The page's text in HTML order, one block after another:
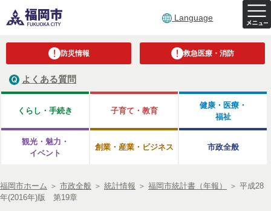
Language
防災情報 救急医療・消防
よくある質問
くらし・手続き 子育て・教育
健康・医療・
福祉
観光・魅力・
イベント
創業・産業・ビジネス 市政全般
福岡市ホーム ＞ 市政全般 ＞ 統計情報 ＞ 福岡市統計書（年報） ＞ 平成28
年(2016年)版 第19章